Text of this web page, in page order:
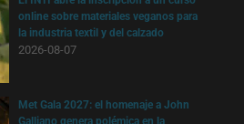
online sobre materiales veganos para
la industria textil y del calzado
2026-08-07
Met Gala 2027: el homenaje a John
Galliano genera polémica en la